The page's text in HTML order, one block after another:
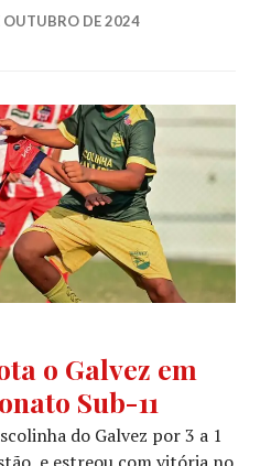
OUTUBRO DE 2024
o Galvez em
Sub-11
do Galvez por 3 a 1